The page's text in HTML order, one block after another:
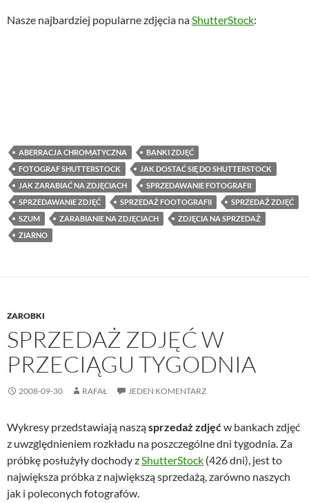
Nasze najbardziej popularne zdjęcia naShutterStock:
ABERRACJA CHROMATYCZNA
BANKI ZDJĘĆ
FOTOGRAF SHUTTERSTOCK
JAK DOSTAĆ SIĘ DO SHUTTERSTOCK
JAK ZARABIAĆ NA ZDJĘCIACH
SPRZEDAWANIE FOTOGRAFII
SPRZEDAWANIE ZDJĘĆ
SPRZEDAŻ FOOTOGRAFII
SPRZEDAŻ ZDJĘĆ
SZUM
ZARABIANIE NA ZDJĘCIACH
ZDJĘCIA NA SPRZEDAŻ
ZIARNO
ZAROBKI
SPRZEDAŻ ZDJĘĆ W
PRZECIĄGU TYGODNIA
2008-09-30 RAFAŁ JEDEN KOMENTARZ
Wykresy przedstawiają nasząsprzedaż zdjęćw bankach zdjęć
z uwzględnieniem rozkładu na poszczególne dni tygodnia. Za
próbkę posłużyły dochody zShutterStock (426 dni), jest to
największa próbka z największą sprzedażą, zarówno naszych
jak i poleconych fotografów.